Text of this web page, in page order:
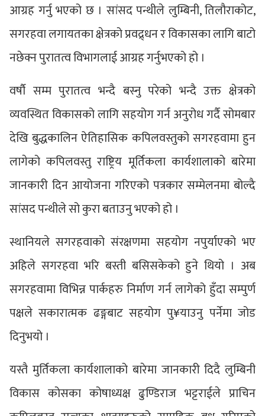
आग्रह गर्नु भएको छ । सांसद पन्थीले लुम्बिनी, तिलौराकोट,
सगरहवा लगायतका क्षेत्रको प्रवद्र्धन र विकासका लागि बाटो
नछेक्न पुरातत्व विभागलाई आग्रह गर्नुभएको हो ।
वर्षौ सम्म पुरातत्व भन्दै बस्नु परेको भन्दै उक्त क्षेत्रको
व्यवस्थित विकासको लागि सहयोग गर्न अनुरोध गर्दै सोमबार
देखि बुद्धकालिन ऐतिहासिक कपिलवस्तुको सगरहवामा हुन
लागेको कपिलवस्तु राष्ट्रिय मूर्तिकला कार्यशालाको बारेमा
जानकारी दिन आयोजना गरिएको पत्रकार सम्मेलनमा बोल्दै
सांसद पन्थीले सो कुरा बताउनु भएको हो ।
स्थानियले सगरहवाको संरक्षणमा सहयोग नपुर्याएको भए
अहिले सगरहवा भरि बस्ती बसिसकेको हुने थियो । अब
सगरहवामा विभिन्न पार्कहरु निर्माण गर्न लागेको हुँदा सम्पुर्ण
पक्षले सकारात्मक ढङ्गबाट सहयोग पु¥याउनु पर्नेमा जोड
दिनुभयो ।
यस्तै मुर्तिकला कार्यशालाको बारेमा जानकारी दिदै लुम्बिनी
विकास कोसका कोषाध्यक्ष ढुण्डिराज भट्टराईले प्राचिन